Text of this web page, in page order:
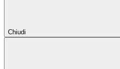
Chiudi